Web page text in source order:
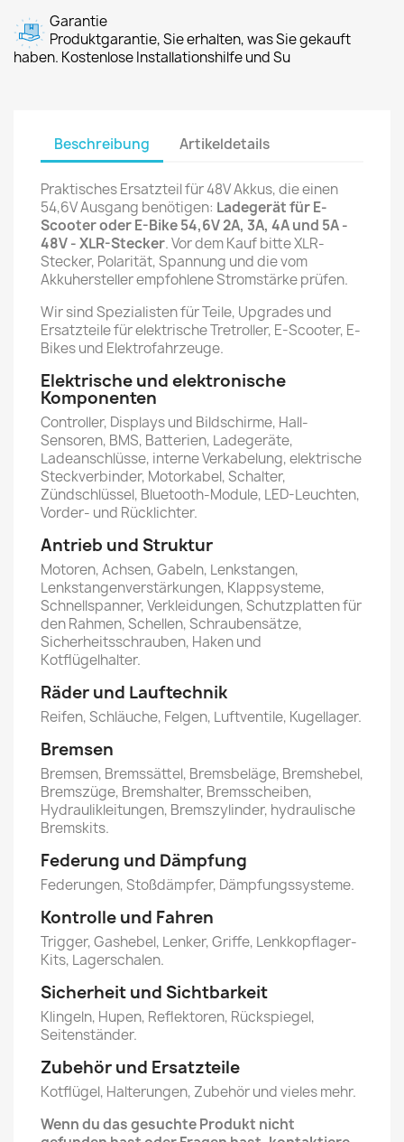
Garantie
Produktgarantie, Sie erhalten, was Sie gekauft
haben. Kostenlose Installationshilfe und Su
Beschreibung Artikeldetails
Praktisches Ersatzteil für 48V Akkus, die einen
54,6V Ausgang benötigen: Ladegerät für E-
Scooter oder E-Bike 54,6V 2A, 3A, 4A und 5A -
48V - XLR-Stecker. Vor dem Kauf bitte XLR-
Stecker, Polarität, Spannung und die vom
Akkuhersteller empfohlene Stromstärke prüfen.
Wir sind Spezialisten für Teile, Upgrades und
Ersatzteile für elektrische Tretroller, E-Scooter, E-
Bikes und Elektrofahrzeuge.
Elektrische und elektronische
Komponenten
Controller, Displays und Bildschirme, Hall-
Sensoren, BMS, Batterien, Ladegeräte,
Ladeanschlüsse, interne Verkabelung, elektrische
Steckverbinder, Motorkabel, Schalter,
Zündschlüssel, Bluetooth-Module, LED-Leuchten,
Vorder- und Rücklichter.
Antrieb und Struktur
Motoren, Achsen, Gabeln, Lenkstangen,
Lenkstangenverstärkungen, Klappsysteme,
Schnellspanner, Verkleidungen, Schutzplatten für
den Rahmen, Schellen, Schraubensätze,
Sicherheitsschrauben, Haken und
Kotflügelhalter.
Räder und Lauftechnik
Reifen, Schläuche, Felgen, Luftventile, Kugellager.
Bremsen
Bremsen, Bremssättel, Bremsbeläge, Bremshebel,
Bremszüge, Bremshalter, Bremsscheiben,
Hydraulikleitungen, Bremszylinder, hydraulische
Bremskits.
Federung und Dämpfung
Federungen, Stoßdämpfer, Dämpfungssysteme.
Kontrolle und Fahren
Trigger, Gashebel, Lenker, Griffe, Lenkkopflager-
Kits, Lagerschalen.
Sicherheit und Sichtbarkeit
Klingeln, Hupen, Reflektoren, Rückspiegel,
Seitenständer.
Zubehör und Ersatzteile
Kotflügel, Halterungen, Zubehör und vieles mehr.
Wenn du das gesuchte Produkt nicht